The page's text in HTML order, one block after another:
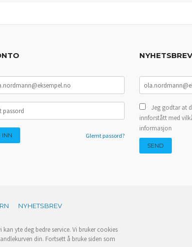
Glemt passord?
NYHETSBREV
Jeg godtar at
innforstått med
informasjon
NYHETSBREV
yte deg bedre service. Vi bruker cookies
din. Fortsett å bruke siden som